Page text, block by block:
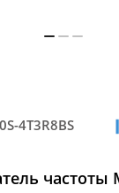
4T3R8BS
частоты